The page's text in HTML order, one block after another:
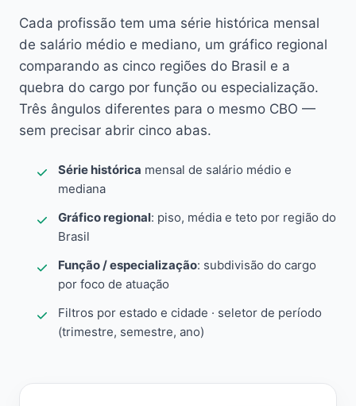
Cada profissão tem uma série histórica mensal
de salário médio e mediano, um gráfico regional
comparando as cinco regiões do Brasil e a
quebra do cargo por função ou especialização.
Três ângulos diferentes para o mesmo CBO —
sem precisar abrir cinco abas.
Série histórica mensal de salário médio e
mediana
Gráfico regional: piso, média e teto por região do
Brasil
Função / especialização: subdivisão do cargo
por foco de atuação
Filtros por estado e cidade · seletor de período
(trimestre, semestre, ano)